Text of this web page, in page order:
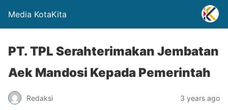
Media KotaKita
PT. TPL Serahterimakan Jembatan
Aek Mandosi Kepada Pemerintah
Redaksi 3 years ago